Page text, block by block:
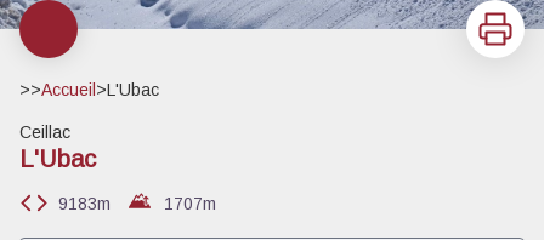
Imprimer
>>Accueil >L'Ubac
Ceillac
L'Ubac
9183m 1707m